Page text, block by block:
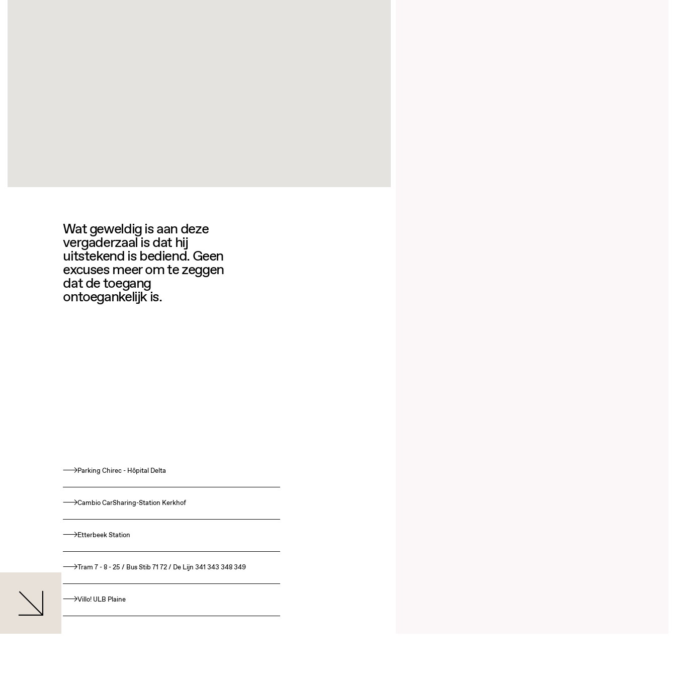
Wat geweldig is aan deze
vergaderzaal is dat hij
uitstekend is bediend. Geen
excuses meer om te zeggen
dat de toegang
ontoegankelijk is.
Parking Chirec - Hôpital Delta
Cambio CarSharing-Station Kerkhof
Etterbeek Station
Tram 7 - 8 - 25 / Bus Stib 71 72 / De Lijn 341 343 348 349
Villo! ULB Plaine